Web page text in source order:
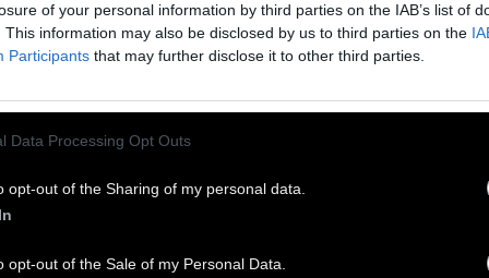
of your personal information by third parties on the IAB’s list of
This information may also be disclosed by us to third parties on the
Participants that may further disclose it to other third parties.
Data Processing Opt Outs
opt-out of the Sharing of my personal data.
opt-out of the Sale of my Personal Data.
του άλμπουμ,με τίτλο The Epic, που
σε μαραθώνιες ηχογραφήσεις
υλικό για 8 δίσκους και τελικά από τα 45
κρατήθηκαν τα 17. Το άλμπουμ
στην κορυφή δεκάδων Jazz Charts,
παγκόσμιου άλμπουμ της χρονιάς «Gilles